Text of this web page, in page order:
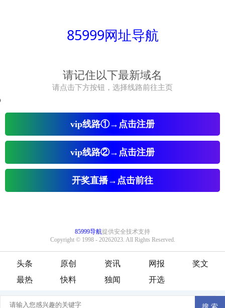
头条 原创 资讯 网报
奖文
最热
快料 独闻 开选